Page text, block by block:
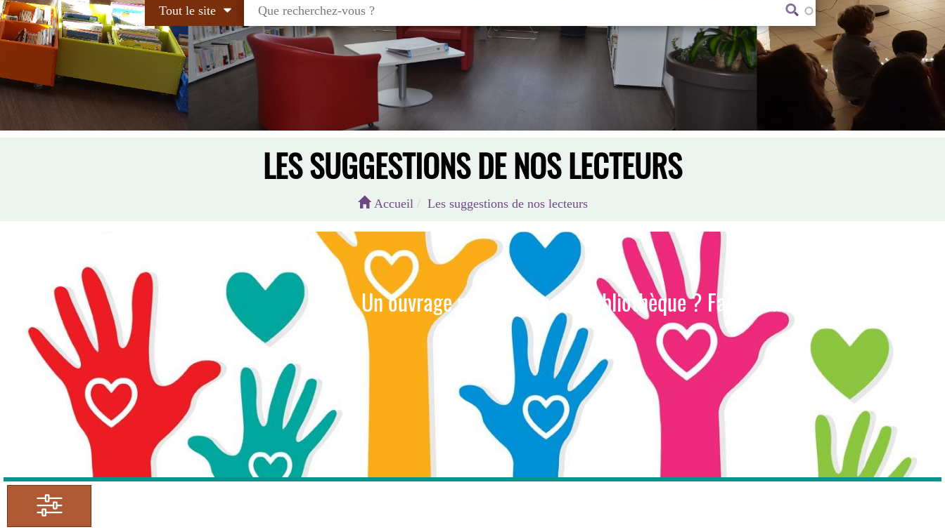
Tout le site
LES SUGGESTIONS DE NOS LECTEURS
Accueil Les suggestions de nos lecteurs
Un ouvrage manque à votre bibliothèque ? Faites-en la suggestion ici !